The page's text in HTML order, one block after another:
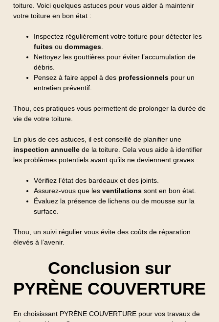
toiture. Voici quelques astuces pour vous aider à maintenir
votre toiture en bon état :
Inspectez régulièrement votre toiture pour détecter les
fuitesou dommages.
Nettoyez les gouttières pour éviter l’accumulation de
débris.
Pensez à faire appel à des professionnelspour un
entretien préventif.
Thou, ces pratiques vous permettent de prolonger la durée de
vie de votre toiture.
En plus de ces astuces, il est conseillé de planifier une
inspection annuellede la toiture. Cela vous aide à identifier
les problèmes potentiels avant qu’ils ne deviennent graves :
Vérifiez l’état des bardeaux et des joints.
Assurez-vous que les ventilationssont en bon état.
Évaluez la présence de lichens ou de mousse sur la
surface.
Thou, un suivi régulier vous évite des coûts de réparation
élevés à l’avenir.
Conclusion sur
PYRÈNE COUVERTURE
En choisissant PYRÈNE COUVERTURE pour vos travaux de